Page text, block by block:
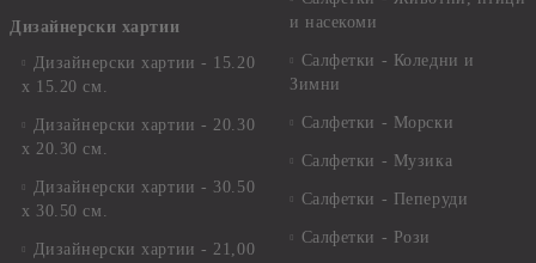
Дизайнерски хартии
Дизайнерски хартии - 15.20
х 15.20 см.
Дизайнерски хартии - 20.30
х 20.30 см.
Дизайнерски хартии - 30.50
х 30.50 см.
Дизайнерски хартии - 21,00
и насекоми
Салфетки - Коледни и
Зимни
Салфетки - Морски
Салфетки - Музика
Салфетки - Пеперуди
Салфетки - Рози